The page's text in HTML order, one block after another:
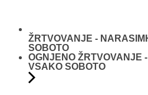
ŽRTVOVANJE -
SOBOTO
OGNJENO ŽRTVOVANJE
VSAKO SOBOTO